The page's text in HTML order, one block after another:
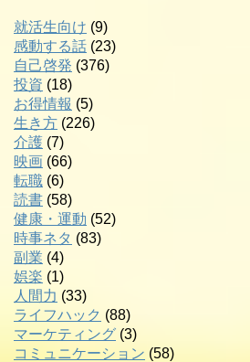
就活生向け (9)
感動する話 (23)
自己啓発 (376)
投資 (18)
お得情報 (5)
生き方 (226)
介護 (7)
映画 (66)
転職 (6)
読書 (58)
健康・運動 (52)
時事ネタ (83)
副業 (4)
娯楽 (1)
人間力 (33)
ライフハック (88)
マーケティング (3)
コミュニケーション (58)